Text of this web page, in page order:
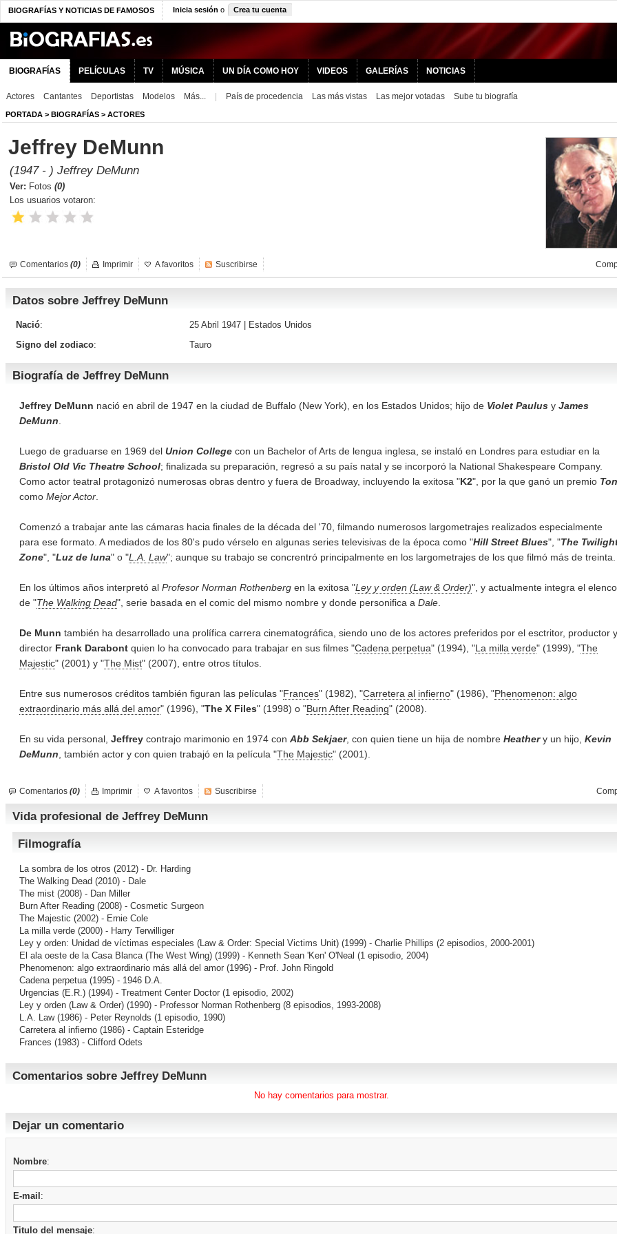
BIOGRAFÍAS Y NOTICIAS DE FAMOSOS Inicia sesión o Crea tu cuenta
BIOGRAFÍAS PELÍCULAS TV MÚSICA UN DÍA COMO HOY VIDEOS GALERÍAS NOTICIAS
Actores Cantantes Deportistas Modelos Más... País de procedencia Las más vistas Las mejor votadas Sube tu biografía
PORTADA > BIOGRAFÍAS > ACTORES
Jeffrey DeMunn
(1947 - ) Jeffrey DeMunn
Ver: Fotos (0)
Los usuarios votaron:
Comentarios (0) Imprimir A favoritos Suscribirse
Datos sobre Jeffrey DeMunn
Nació: 25 Abril 1947 |
Estados Unidos
Signo del zodiaco: Tauro
Biografía de Jeffrey DeMunn
Jeffrey DeMunn nació en abril de 1947 en la ciudad de Buffalo (New York), en los Estados Unidos; hijo de Violet Paulus y James
DeMunn
Luego de graduarse en 1969 del Union College con un Bachelor of Arts de lengua inglesa, se instaló en Londres para estudiar en la
Bristol Old Vic Theatre School; finalizada su preparación, regresó a su país natal y se incorporó la National Shakespeare Company.
Como actor teatral protagonizó numerosas obras dentro y fuera de Broadway, incluyendo la exitosa "K2", por la que ganó un premio
como Mejor Actor
Comenzó a trabajar ante las cámaras hacia finales de la década del '70, filmando numerosos largometrajes realizados especialmente
para ese formato. A mediados de los 80's pudo vérselo en algunas series televisivas de la época como "Hill Street Blues", "The
Zone", "Luz de luna" o "L.A. Law"; aunque su trabajo se concrentró principalmente en los largometrajes de los que filmó más de treinta.
En los últimos años interpretó al Profesor Norman Rothenberg en la exitosa "Ley y orden (Law & Order)", y actualmente integra el elenco
de "The Walking Dead", serie basada en el comic del mismo nombre y donde personifica a Dale
De Munn también ha desarrollado una prolífica carrera cinematográfica, siendo uno de los actores preferidos por el esctritor, productor y
director Frank Darabont quien lo ha convocado para trabajar en sus filmes "Cadena perpetua" (1994), "La milla verde" (1999), "The
Majestic" (2001) y "The Mist" (2007), entre otros títulos.
Entre sus numerosos créditos también figuran las películas "Frances" (1982), "Carretera al infierno" (1986), "Phenomenon: algo
extraordinario más allá del amor" (1996), "The X Files" (1998) o "Burn After Reading" (2008).
En su vida personal, Jeffrey contrajo marimonio en 1974 con Abb Sekjaer, con quien tiene un hija de nombre Heathery un hijo, Kevin
DeMunn , también actor y con quien trabajó en la película "The Majestic" (2001).
Comentarios (0) Imprimir A favoritos Suscribirse
Vida profesional de Jeffrey DeMunn
Filmografía
La sombra de los otros (2012) - Dr. Harding
The Walking Dead (2010) - Dale
The mist (2008) - Dan Miller
Burn After Reading (2008) - Cosmetic Surgeon
The Majestic (2002) - Ernie Cole
La milla verde (2000) - Harry Terwilliger
Ley y orden: Unidad de víctimas especiales (Law & Order: Special Victims Unit) (1999) - Charlie Phillips (2 episodios, 2000-2001)
El ala oeste de la Casa Blanca (The West Wing) (1999) - Kenneth Sean 'Ken' O'Neal (1 episodio, 2004)
Phenomenon: algo extraordinario más allá del amor (1996) - Prof. John Ringold
Cadena perpetua(1995) - 1946 D.A.
Urgencias (E.R.) (1994) - Treatment Center Doctor (1 episodio, 2002)
Ley y orden (Law & Order) (1990) - Professor Norman Rothenberg (8 episodios, 1993-2008)
L.A. Law(1986) - Peter Reynolds (1 episodio, 1990)
Carretera al infierno (1986) - Captain Esteridge
Frances (1983) - Clifford Odets
Comentarios sobre Jeffrey DeMunn
No hay comentarios para mostrar.
Dejar un comentario
Nombre:
E-mail :
Titulo del mensaje: